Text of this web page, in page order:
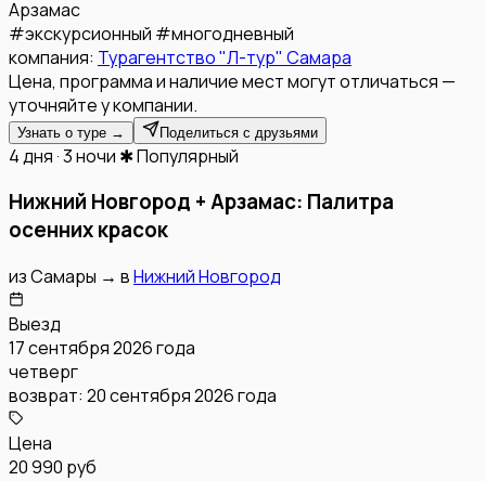
Арзамас
#экскурсионный #многодневный
компания: Турагентство "Л-тур" Самара
Цена, программа и наличие мест могут отличаться —
уточняйте у компании.
Узнать о туре → Поделиться с друзьями
4 дня · 3 ночи ✱ Популярный
Нижний Новгород + Арзамас: Палитра
осенних красок
изСамары → вНижний Новгород
Выезд
17 сентября 2026 года
четверг
возврат: 20 сентября 2026 года
Цена
20 990 руб